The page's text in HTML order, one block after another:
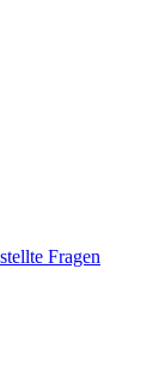
Fragen